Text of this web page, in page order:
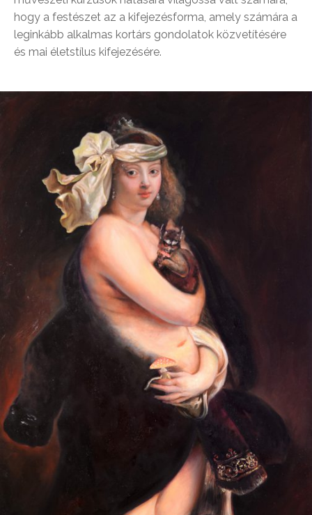
hogy a festészet az a kifejezésforma, amely számára a
leginkább alkalmas kortárs gondolatok közvetítésére
és mai életstílus kifejezésére.